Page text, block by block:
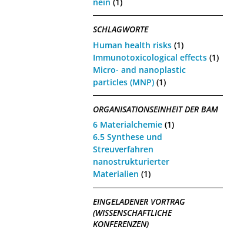
SCHLAGWORTE
Human health risks (1)
Immunotoxicological effects (1)
Micro- and nanoplastic
particles (MNP) (1)
ORGANISATIONSEINHEIT DER BAM
6 Materialchemie (1)
6.5 Synthese und
Streuverfahren
nanostrukturierter
Materialien (1)
EINGELADENER VORTRAG
(WISSENSCHAFTLICHE
KONFERENZEN)